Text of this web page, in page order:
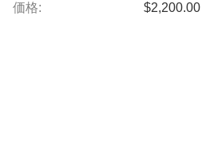
価格: